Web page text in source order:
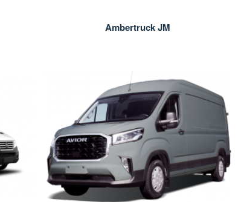
Ambertruck JM